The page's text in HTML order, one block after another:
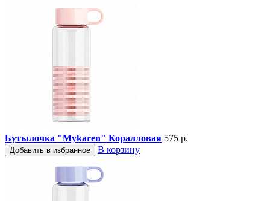
Бутылочка "Mykaren" Коралловая 575 р.
Добавить в избранное В корзину